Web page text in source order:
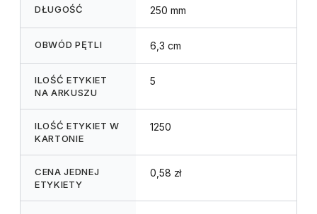
DŁUGOŚĆ 250 mm
OBWÓD PĘTLI 6,3 cm
ILOŚĆ ETYKIET
NA ARKUSZU
5
ILOŚĆ ETYKIET W
KARTONIE
1250
CENA JEDNEJ
ETYKIETY
0,58 zł